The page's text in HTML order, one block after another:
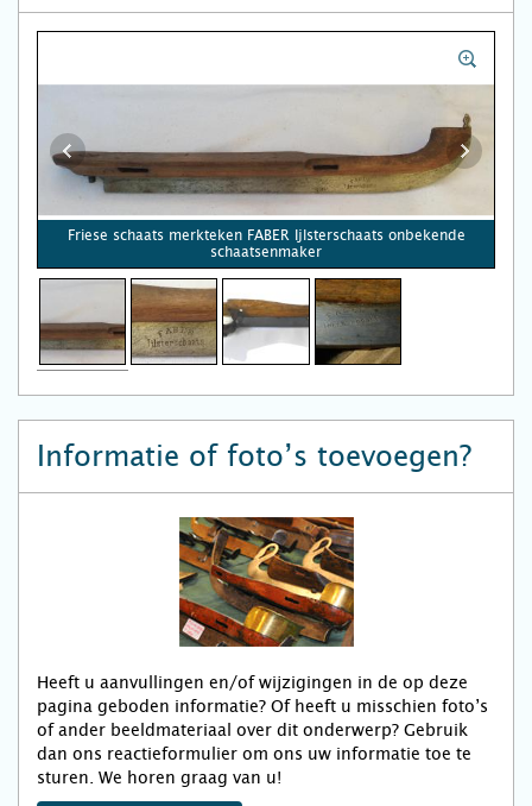
Friese schaats merkteken FABER Ijlsterschaats onbekende
schaatsenmaker
Informatie of foto’s toevoegen?
Heeft u aanvullingen en/of wijzigingen in de op deze
pagina geboden informatie? Of heeft u misschien foto’s
of ander beeldmateriaal over dit onderwerp? Gebruik
dan ons reactieformulier om ons uw informatie toe te
sturen. We horen graag van u!